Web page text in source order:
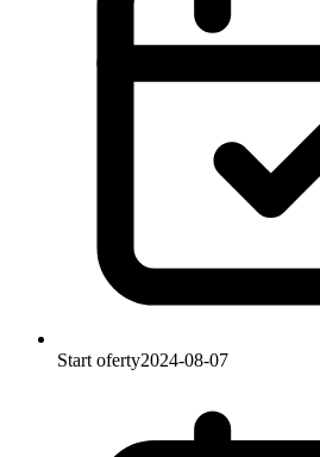
Start oferty2024-08-07